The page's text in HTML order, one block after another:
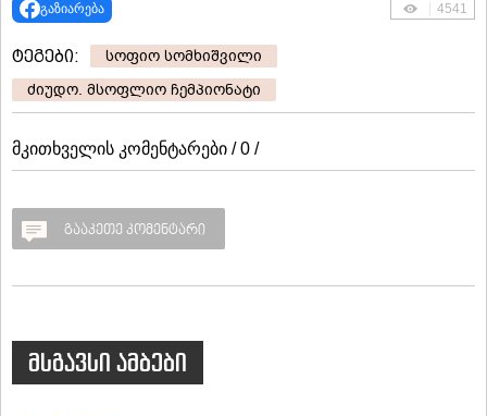
გაზიარება 4541
ტეგები:
სოფიო სომხიშვილი
ძიუდო. მსოფლიო ჩემპიონატი
მკითხველის კომენტარები / 0 /
გააკეთე კომენტარი
მსგავსი ამბები